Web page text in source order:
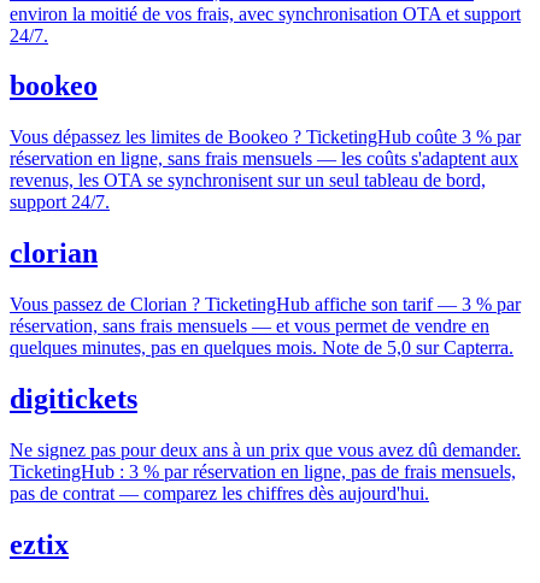
environ la moitié de vos frais, avec synchronisation OTA et support
24/7.
bookeo
Vous dépassez les limites de Bookeo ? TicketingHub coûte 3 % par
réservation en ligne, sans frais mensuels — les coûts s'adaptent aux
revenus, les OTA se synchronisent sur un seul tableau de bord,
support 24/7.
clorian
Vous passez de Clorian ? TicketingHub affiche son tarif — 3 % par
réservation, sans frais mensuels — et vous permet de vendre en
quelques minutes, pas en quelques mois. Note de 5,0 sur Capterra.
digitickets
Ne signez pas pour deux ans à un prix que vous avez dû demander.
TicketingHub : 3 % par réservation en ligne, pas de frais mensuels,
pas de contrat — comparez les chiffres dès aujourd'hui.
eztix